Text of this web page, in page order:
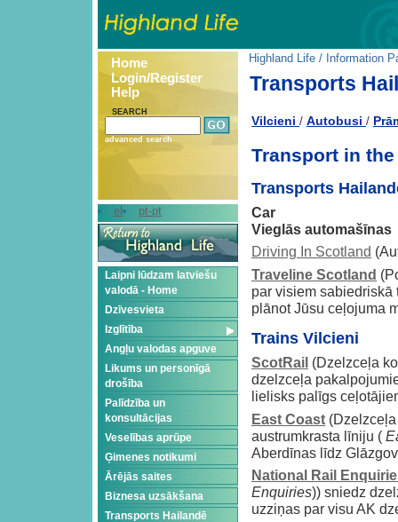
Home
Login/Register
Help
SEARCH
advanced search
el pt-pt
Laipni lūdzam latviešu
valodā - Home
Dzīvesvieta
Izglītība
Angļu valodas apguve
Likums un personīgā
drošība
Palīdzība un
konsultācijas
Veselības aprūpe
Ģimenes notikumi
Ārējās saites
Biznesa uzsākšana
Transports Hailandē
Highland Life / Information
Transports
Vilcieni / Autobusi /
Transport in
Transports
Car
Vieglās automašīnas
Driving In Scotland
Traveline Scotland
par visiem
plānot Jūsu ceļojuma
Trains Vilcieni
ScotRail (Dzelzceļa
dzelzceļa
lielisks palīgs
East Coast
austrumkrasta līniju (
Aberdīnas līdz
National Rail
Enquiries)) sniedz
uzziņas par visu AK